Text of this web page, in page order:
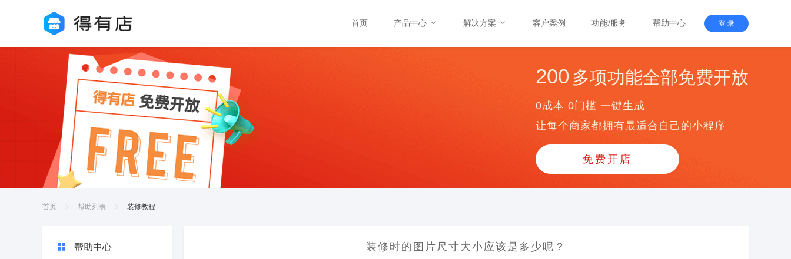
首页 产品中心 解决方案 客户案例 功能/服务 帮助中心 登 录
200 多项功能全部免费开放
0成本 0门槛 一键生成
让每个商家都拥有最适合自己的小程序
免费开店
首页 帮助列表 装修教程
帮助中心 装修时的图片尺寸大小应该是多少呢？